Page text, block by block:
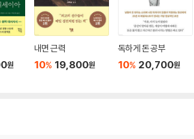
원
내면 근력
10% 19,800원
독하게 돈 공부
10% 20,700원